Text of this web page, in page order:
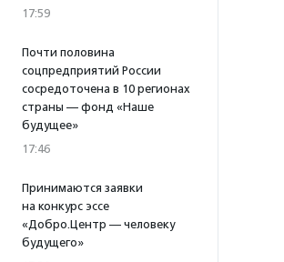
17:59
Почти половина
соцпредприятий России
сосредоточена в 10 регионах
страны — фонд «Наше
будущее»
17:46
Принимаются заявки
на конкурс эссе
«Добро.Центр — человеку
будущего»